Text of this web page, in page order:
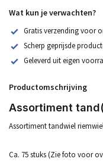
Wat kun je verwachten?
Gratis verzending voor
Scherp geprijsde
Geleverd uit eigen
Productomschrijving
Assortiment
Assortiment tandwiel
Ca. 75 stuks (Zie foto voor